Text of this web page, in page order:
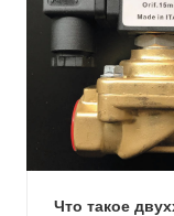
Что такое